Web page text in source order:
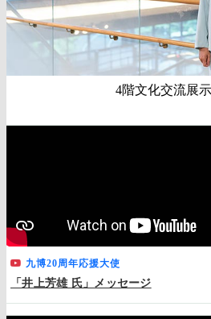
4階文化交流展
九博20周年応援大使
「井上芳雄 氏」メッセージ